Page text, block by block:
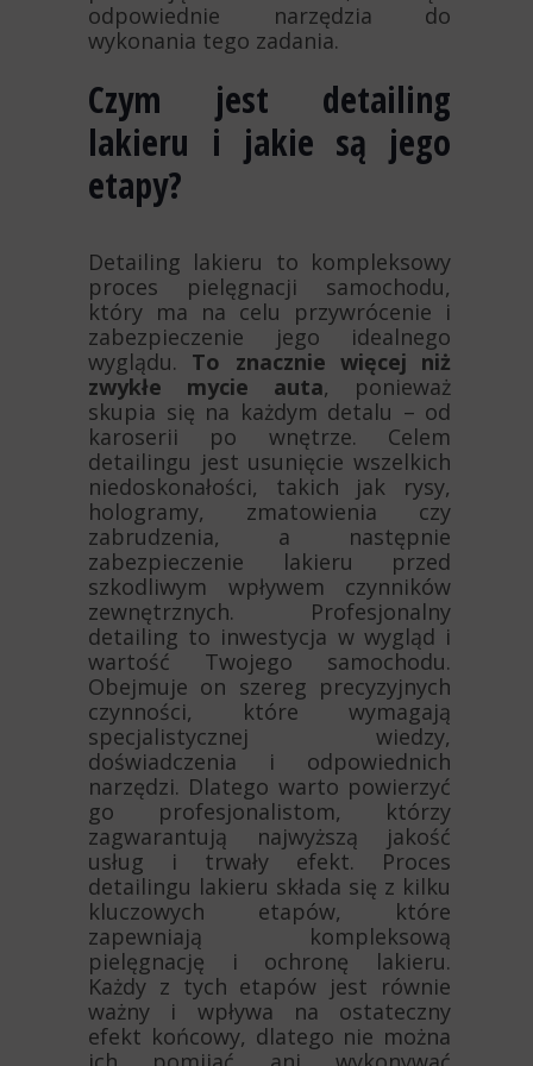
odpowiednie narzędzia do
wykonania tego zadania.
Czym jest detailing
lakieru i jakie są jego
etapy?
Detailing lakieru to kompleksowy
proces pielęgnacji samochodu,
który ma na celu przywrócenie i
zabezpieczenie jego idealnego
wyglądu. To znacznie więcej niż
zwykłe mycie auta, ponieważ
skupia się na każdym detalu – od
karoserii po wnętrze. Celem
detailingu jest usunięcie wszelkich
niedoskonałości, takich jak rysy,
hologramy, zmatowienia czy
zabrudzenia, a następnie
zabezpieczenie lakieru przed
szkodliwym wpływem czynników
zewnętrznych. Profesjonalny
detailing to inwestycja w wygląd i
wartość Twojego samochodu.
Obejmuje on szereg precyzyjnych
czynności, które wymagają
specjalistycznej wiedzy,
doświadczenia i odpowiednich
narzędzi. Dlatego warto powierzyć
go profesjonalistom, którzy
zagwarantują najwyższą jakość
usług i trwały efekt. Proces
detailingu lakieru składa się z kilku
kluczowych etapów, które
zapewniają kompleksową
pielęgnację i ochronę lakieru.
Każdy z tych etapów jest równie
ważny i wpływa na ostateczny
efekt końcowy, dlatego nie można